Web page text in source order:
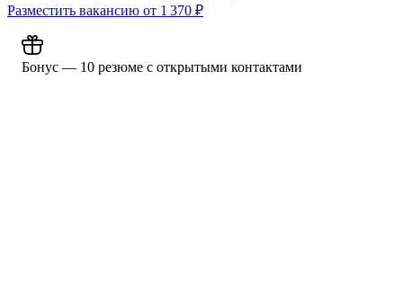
Разместить вакансию от 1 370 ₽
Бонус — 10 резюме с открытыми контактами